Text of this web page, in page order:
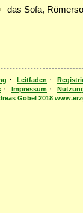
das Sofa,
· Leitfaden ·
· Impressum ·
Göbel 2018